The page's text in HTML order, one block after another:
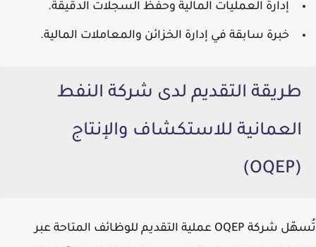
إدارة العمليات المالية وحفظ السجلات الدقيقة.
خبرة سابقة في إدارة الخزائن والمعاملات المالية.
طريقة التقديم لدى شركة النفط
العمانية للاستكشاف والإنتاج
(OQEP)
تُسهّل شركة OQEP عملية التقديم للوظائف المتاحة عبر